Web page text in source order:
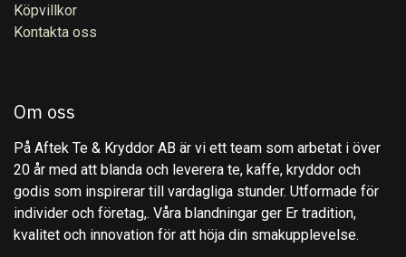
Köpvillkor
Kontakta oss
Om oss
På Aftek Te & Kryddor AB är vi ett team som arbetat i över
20 år med att blanda och leverera te, kaffe, kryddor och
godis som inspirerar till vardagliga stunder. Utformade för
individer och företag,. Våra blandningar ger Er tradition,
kvalitet och innovation för att höja din smakupplevelse.